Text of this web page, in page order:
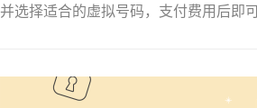
并选择适合的虚拟号码，支付费用后即